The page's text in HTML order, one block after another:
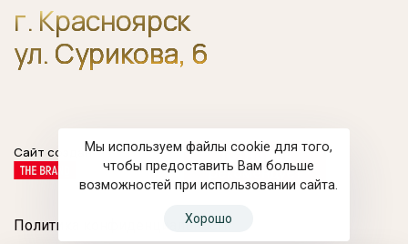
г. Красноярск
ул. Сурикова, 6
Сайт создан
Политика конфиденциальности
Мы используем файлы cookie для того,
чтобы предоставить Вам больше
возможностей при использовании сайта.
Хорошо